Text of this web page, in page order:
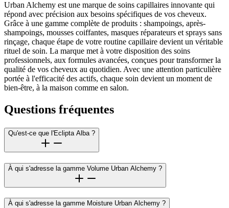
Urban Alchemy est une marque de soins capillaires innovante qui
répond avec précision aux besoins spécifiques de vos cheveux.
Grâce à une gamme complète de produits : shampoings, après-
shampoings, mousses coiffantes, masques réparateurs et sprays sans
rinçage, chaque étape de votre routine capillaire devient un véritable
rituel de soin. La marque met à votre disposition des soins
professionnels, aux formules avancées, conçues pour transformer la
qualité de vos cheveux au quotidien. Avec une attention particulière
portée à l'efficacité des actifs, chaque soin devient un moment de
bien-être, à la maison comme en salon.
Questions fréquentes
Qu'est-ce que l'Eclipta Alba ?
À qui s'adresse la gamme Volume Urban Alchemy ?
À qui s'adresse la gamme Moisture Urban Alchemy ?